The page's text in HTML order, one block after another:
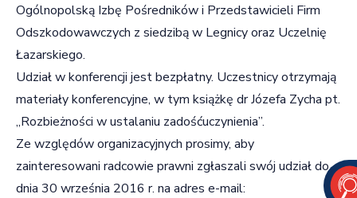
Ogólnopolską Izbę Pośredników i Przedstawicieli Firm
Odszkodowawczych z siedzibą w Legnicy oraz Uczelnię
Łazarskiego.
Udział w konferencji jest bezpłatny. Uczestnicy otrzymają
materiały konferencyjne, w tym książkę dr Józefa Zycha pt.
„Rozbieżności w ustalaniu zadośćuczynienia”.
Ze względów organizacyjnych prosimy, aby
zainteresowani radcowie prawni zgłaszali swój udział do
dnia 30 września 2016 r. na adres e-mail: